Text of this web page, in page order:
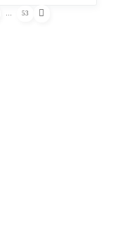
53 